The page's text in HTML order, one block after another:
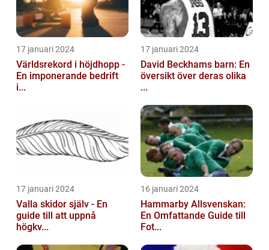
17 januari 2024
Världsrekord i höjdhopp -
En imponerande bedrift
i...
17 januari 2024
David Beckhams barn: En
översikt över deras olika
...
17 januari 2024
Valla skidor själv - En
guide till att uppnå
högkv...
16 januari 2024
Hammarby Allsvenskan:
En Omfattande Guide till
Fot...